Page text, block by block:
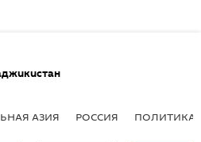
АЗИЯ РОССИЯ ПОЛИТИКА